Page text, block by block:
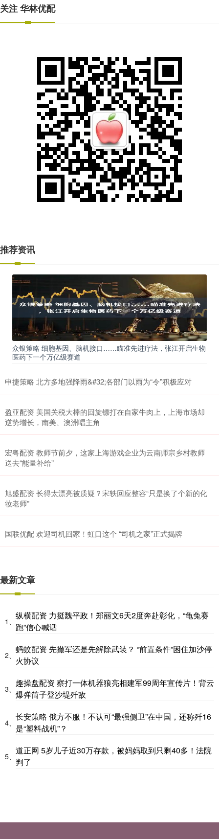
关注 华林优配
推荐资讯
众银策略 细胞基因、脑机接口……瞄准先进疗法，张江开启生物
医药下一个万亿级赛道
申捷策略 北方多地强降雨&#32;各部门以雨为“令”积极应对
盈亚配资 美国关税大棒的回旋镖打在自家牛肉上，上海市场却
逆势增长，南美、澳洲唱主角
宏粤配资 教师节前夕，这家上海游戏企业为云南师宗乡村教师
送去“能量补给”
旭盛配资 长得太漂亮被质疑？宋轶回应整容“只是换了个新的化
妆老师”
国联优配 欢迎司机回家！虹口这个 “司机之家”正式揭牌
最新文章
1、
纵横配资 力挺魏平政！郑丽文6天2度奔赴彰化，“龟兔赛
跑”信心喊话
2、
蚂蚊配资 先撤军还是先解除武装？ “前置条件”困住加沙停
火协议
3、
趣操盘配资 察打一体机器狼亮相建军99周年宣传片！背云
爆弹筒子登沙堤歼敌
4、
长安策略 俄方不服！不认可“最强侧卫”在中国，还称歼16
是“塑料战机”？
5、
道正网 5岁儿子近30万存款，被妈妈取到只剩40多！法院
判了